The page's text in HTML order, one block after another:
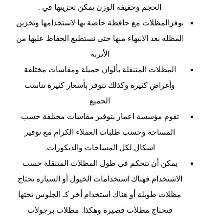
الحجم وخفيفة الوزن يمكن تخزينها في .
نوفرالمظلات مع حافظة خاصة بها لاستخدامها وتخزين
المظله بعد الانتهاء منها حتى نستطيع الحفاظ عليها من
الأتربة
المظلات المتنقلة بألوان جميلة ومقاسات مختلفة
وأغراض كثيرة وكذلك تتوفر بأسعار كثيرة تناسب
الجميع
تقوم مؤسسة اعمار بتوفير مقاسات مختلفة حسب
المساحة وحسب طلبات العملاء الكرام مع توفير
اشكال لكل المساحات والديكورات.
يمكن أن تتحكم في طول المظلات المتنقلة حسب
الاستخدام فهناك استخدامات الخيول أو السياره تحتاج
مظلات طويلة أو هناك استخدام أخر كـ الجلوس تحتها
فتحتاج مظلات قصيرة وهكذا. مظلات برجولات